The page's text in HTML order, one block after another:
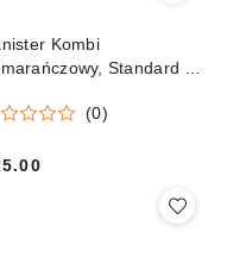
Kombi
Standard 5 l
(0)